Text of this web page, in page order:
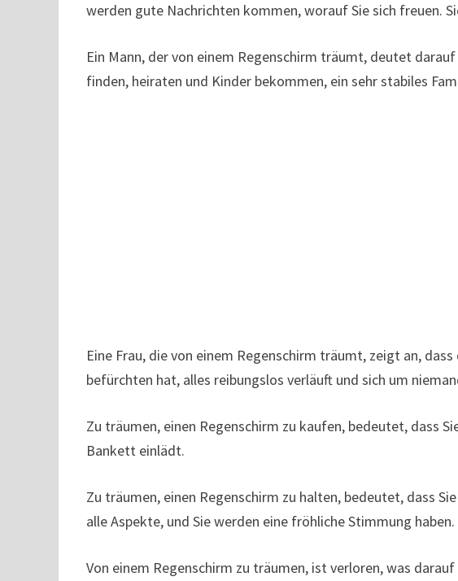
werden gute Nachrichten kommen, worauf Sie sich freuen.
Ein Mann, der von einem Regenschirm träumt, deutet
finden, heiraten und Kinder bekommen, ein sehr stabiles
Eine Frau, die von einem Regenschirm träumt, zeigt an,
befürchten hat, alles reibungslos verläuft und sich um
Zu träumen, einen Regenschirm zu kaufen, bedeutet, dass
Bankett einlädt.
Zu träumen, einen Regenschirm zu halten, bedeutet, dass
alle Aspekte, und Sie werden eine fröhliche Stimmung haben.
Von einem Regenschirm zu träumen, ist verloren, was